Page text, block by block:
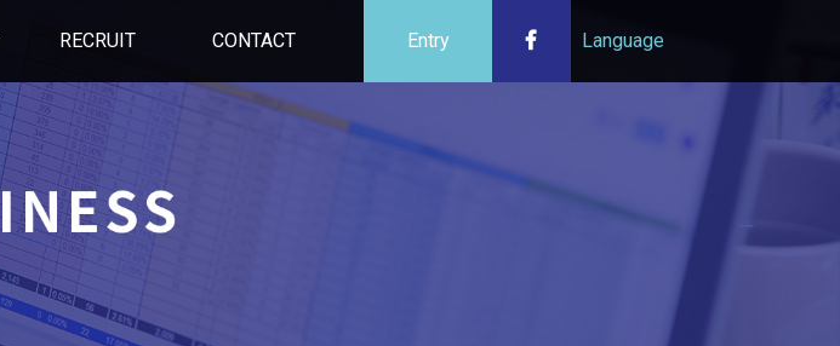
RECRUIT CONTACT Entry Language